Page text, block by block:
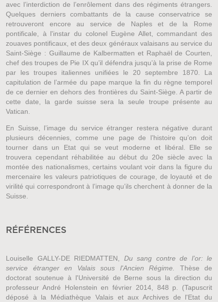
avec l’interdiction de l’enrôlement dans des régiments étrangers.
Quelques derniers combattants de la cause conservatrice se
retrouveront encore au service de Naples et de la Rome
pontificale, à l'instar du colonel Eugène Allet, commandant des
zouaves pontificaux, et des deux généraux valaisans au service du
Saint-Siège : Guillaume de Kalbermatten et Raphaël de Courten,
chef des troupes de Pie IX qu’il défendra jusqu’à la prise de Rome
par les troupes italiennes unifiées le 20 septembre 1870. La
capitulation de l’armée du pape marque la fin du règne temporel
de ce dernier en dehors des frontières du Saint-Siège. A partir de
cette date, la garde suisse sera la seule troupe présente au
Vatican.
En Suisse, l’image du service étranger restera négative durant
plusieurs décennies, comme une page de l’histoire qu’on doit
tourner dans un Etat qui se veut moderne et libéral. Elle se
trouvera cependant réhabilitée au début du 20e siècle avec la
montée des nationalismes, certains voulant voir dans la figure du
mercenaire les valeurs patriotiques de courage, de loyauté et de
virilité qui correspondront à l’image qu’ils cherchent à donner de la
Suisse.
RÉFÉRENCES
Louiselle GALLY-DE RIEDMATTEN, Du sang contre de l’or: le
service étranger en Valais sous l'Ancien Régime.
Thèse de
doctorat soutenue à l'Université de Berne sous la direction du
professeur André Holenstein en février 2014, 848 p. (Tapuscrit
déposé à la Médiathèque Valais et aux Archives de l'Etat du